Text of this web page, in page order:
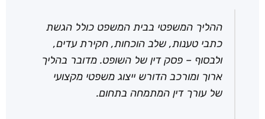
ההליך המשפטי בבית המשפט כולל הגשת
כתבי טענות, שלב הוכחות, חקירת עדים,
ולבסוף – פסק דין של השופט. מדובר בהליך
ארוך ומורכב הדורש ייצוג משפטי מקצועי
של עורך דין המתמחה בתחום.